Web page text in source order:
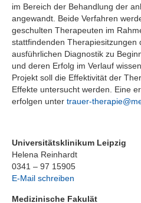
im Bereich der Behandlung der
angewandt. Beide Verfahren
geschulten Therapeuten im
stattfindenden Therapiesitzungen
ausführlichen Diagnostik zu
und deren Erfolg im Verlauf
Projekt soll die Effektivität der
Effekte untersucht werden. Eine
erfolgen unter trauer-
Universitätsklinikum Leipzig
Helena Reinhardt
0341 – 97 15905
E-Mail schreiben
Medizinische Fakulät